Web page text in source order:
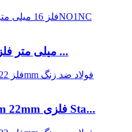
16 میلی متر فلز فولاد ضد زنگ ...
ELEWIND 19mm 22mm فلزی Sta...